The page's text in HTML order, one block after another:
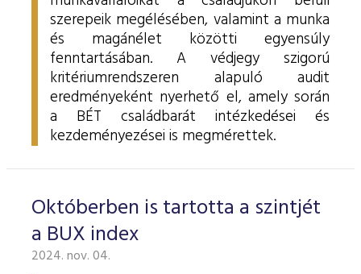
szerepeik megélésében, valamint a munka
és magánélet közötti egyensúly
fenntartásában.
A védjegy szigorú
kritériumrendszeren alapuló audit
eredményeként nyerhető el, amely során
a BÉT családbarát intézkedései és
kezdeményezései is megmérettek.
Októberben is tartotta a szintjét
a BUX index
2024. nov. 04.